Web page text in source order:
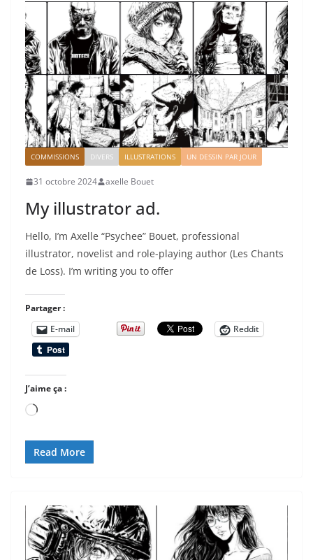
COMMISSIONS DIVERS ILLUSTRATIONS UN DESSIN PAR JOUR
31 octobre 2024 axelle Bouet
My illustrator ad.
Hello, I’m Axelle “Psychee” Bouet, professional
illustrator, novelist and role-playing author (Les Chants
de Loss). I’m writing you to offer
Partager :
E-mail
Reddit
J’aime ça :
Chargement…
Read More